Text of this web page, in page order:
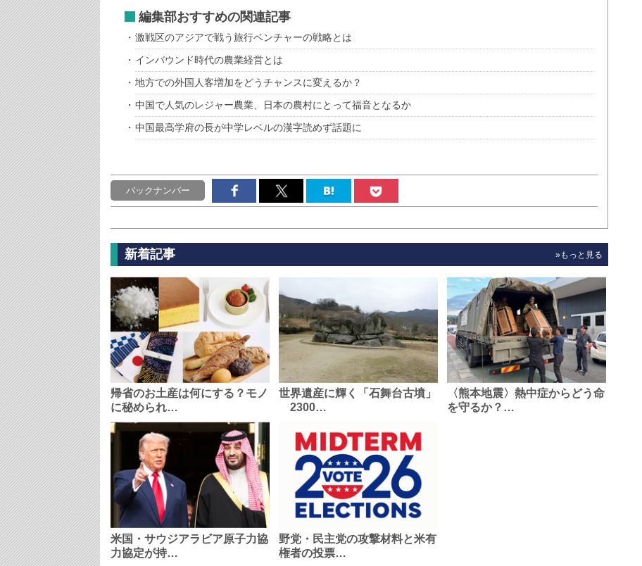
編集部おすすめの関連記事
激戦区のアジアで戦う旅行ベンチャーの戦略とは
インバウンド時代の農業経営とは
地方での外国人客増加をどうチャンスに変えるか？
中国で人気のレジャー農業、日本の農村にとって福音となるか
中国最高学府の長が中学レベルの漢字読めず話題に
バックナンバー
新着記事 »もっと見る
帰省のお土産は何にする？モノ
に秘められ…
世界遺産に輝く「石舞台古墳」
2300…
〈熊本地震〉熱中症からどう命
を守るか？…
米国・サウジアラビア原子力協
力協定が持…
野党・民主党の攻撃材料と米有
権者の投票…